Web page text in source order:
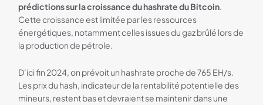
prédictions sur la croissance du hashrate du Bitcoin.
Cette croissance est limitée par les ressources
énergétiques, notamment celles issues du gaz brûlé lors de
la production de pétrole.
D’ici fin 2024, on prévoit un hashrate proche de 765 EH/s.
Les prix du hash, indicateur de la rentabilité potentielle des
mineurs, restent bas et devraient se maintenir dans une